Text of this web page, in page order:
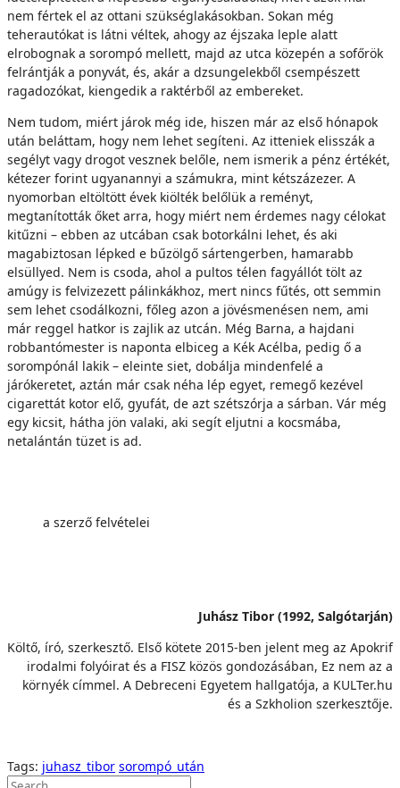
nem fértek el az ottani szükséglakásokban. Sokan még
teherautókat is látni véltek, ahogy az éjszaka leple alatt
elrobognak a sorompó mellett, majd az utca közepén a sofőrök
felrántják a ponyvát, és, akár a dzsungelekből csempészett
ragadozókat, kiengedik a raktérből az embereket.
Nem tudom, miért járok még ide, hiszen már az első hónapok
után beláttam, hogy nem lehet segíteni. Az itteniek elisszák a
segélyt vagy drogot vesznek belőle, nem ismerik a pénz értékét,
kétezer forint ugyanannyi a számukra, mint kétszázezer. A
nyomorban eltöltött évek kiölték belőlük a reményt,
megtanították őket arra, hogy miért nem érdemes nagy célokat
kitűzni – ebben az utcában csak botorkálni lehet, és aki
magabiztosan lépked e bűzölgő sártengerben, hamarabb
elsüllyed. Nem is csoda, ahol a pultos télen fagyállót tölt az
amúgy is felvizezett pálinkákhoz, mert nincs fűtés, ott semmin
sem lehet csodálkozni, főleg azon a jövésmenésen nem, ami
már reggel hatkor is zajlik az utcán. Még Barna, a hajdani
robbantómester is naponta elbiceg a Kék Acélba, pedig ő a
sorompónál lakik – eleinte siet, dobálja mindenfelé a
járókeretet, aztán már csak néha lép egyet, remegő kezével
cigarettát kotor elő, gyufát, de azt szétszórja a sárban. Vár még
egy kicsit, hátha jön valaki, aki segít eljutni a kocsmába,
netalántán tüzet is ad.
a szerző felvételei
Juhász Tibor (1992, Salgótarján)
Költő, író, szerkesztő. Első kötete 2015-ben jelent meg az Apokrif
irodalmi folyóirat és a FISZ közös gondozásában, Ez nem az a
környék címmel. A Debreceni Egyetem hallgatója, a KULTer.hu
és a Szkholion szerkesztője.
Tags: juhasz_tibor sorompó_után